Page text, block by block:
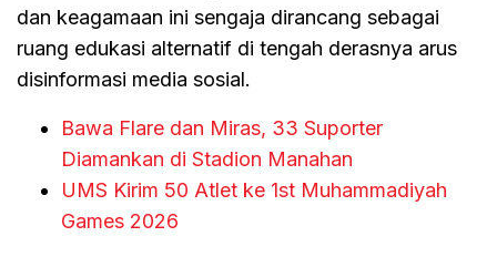
dan keagamaan ini sengaja dirancang sebagai
ruang edukasi alternatif di tengah derasnya arus
disinformasi media sosial.
Bawa Flare dan Miras, 33 Suporter
Diamankan di Stadion Manahan
UMS Kirim 50 Atlet ke 1st Muhammadiyah
Games 2026